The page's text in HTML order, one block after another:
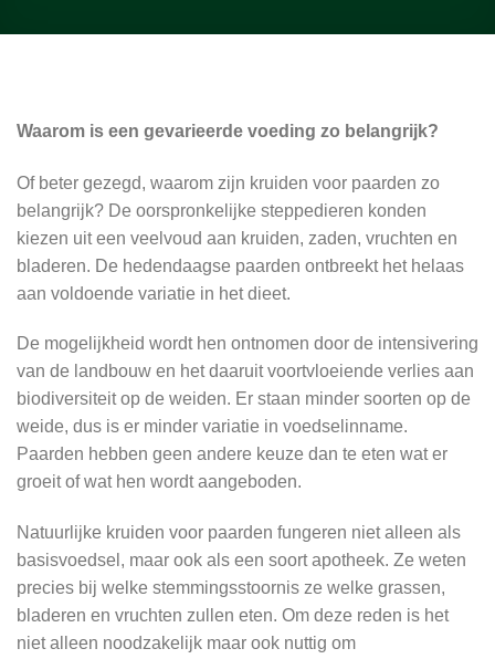
Waarom is een gevarieerde voeding zo belangrijk?
Of beter gezegd, waarom zijn kruiden voor paarden zo
belangrijk? De oorspronkelijke steppedieren konden
kiezen uit een veelvoud aan kruiden, zaden, vruchten en
bladeren. De hedendaagse paarden ontbreekt het helaas
aan voldoende variatie in het dieet.
De mogelijkheid wordt hen ontnomen door de intensivering
van de landbouw en het daaruit voortvloeiende verlies aan
biodiversiteit op de weiden. Er staan minder soorten op de
weide, dus is er minder variatie in voedselinname.
Paarden hebben geen andere keuze dan te eten wat er
groeit of wat hen wordt aangeboden.
Natuurlijke kruiden voor paarden fungeren niet alleen als
basisvoedsel, maar ook als een soort apotheek. Ze weten
precies bij welke stemmingsstoornis ze welke grassen,
bladeren en vruchten zullen eten. Om deze reden is het
niet alleen noodzakelijk maar ook nuttig om